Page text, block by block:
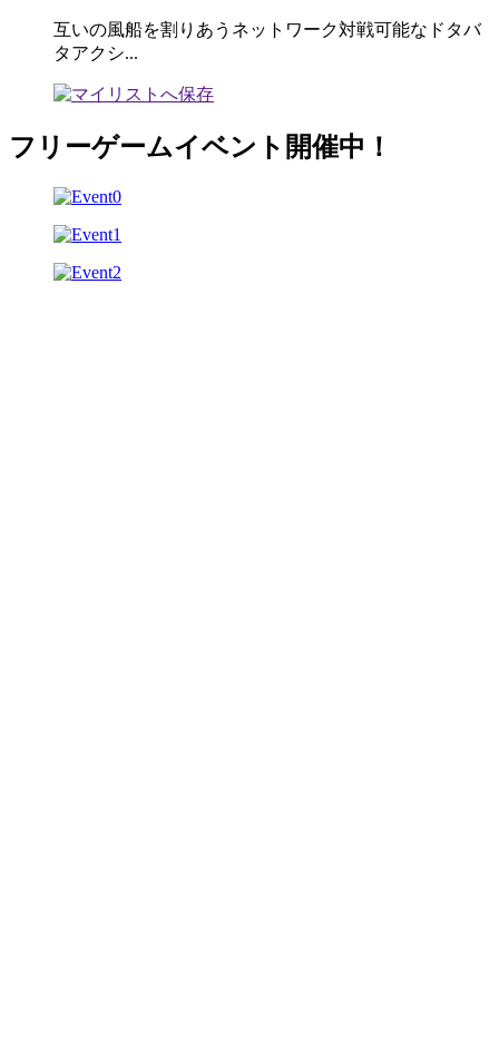
互いの風船を割りあうネットワーク対戦可能なドタバ
タアクシ...
フリーゲームイベント開催中！